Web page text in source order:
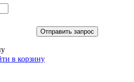
Отправить запрос
в корзину